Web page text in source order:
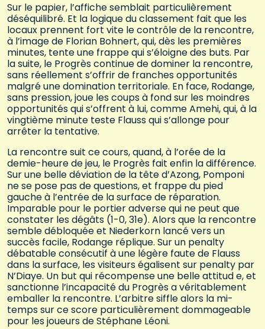
Sur le papier, l’affiche semblait particulièrement
déséquilibré. Et la logique du classement fait que les
locaux prennent fort vite le contrôle de la rencontre,
à l’image de Florian Bohnert, qui, dès les premières
minutes, tente une frappe qui s’éloigne des buts. Par
la suite, le Progrès continue de dominer la rencontre,
sans réellement s’offrir de franches opportunités
malgré une domination territoriale. En face, Rodange,
sans pression, joue les coups à fond sur les moindres
opportunités qui s’offrent à lui, comme Amehi, qui, à la
vingtième minute teste Flauss qui s’allonge pour
arrêter la tentative.
La rencontre suit ce cours, quand, à l’orée de la
demie-heure de jeu, le Progrès fait enfin la différence.
Sur une belle déviation de la tête d’Azong, Pomponi
ne se pose pas de questions, et frappe du pied
gauche à l’entrée de la surface de réparation.
Imparable pour le portier adverse qui ne peut que
constater les dégâts (1-0, 31e). Alors que la rencontre
semble débloquée et Niederkorn lancé vers un
succès facile, Rodange réplique. Sur un penalty
débatable consécutif à une légère faute de Flauss
dans la surface, les visiteurs égalisent sur penalty par
N’Diaye. Un but qui récompense une belle attitud e, et
sanctionne l’incapacité du Progrès a véritablement
emballer la rencontre. L’arbitre siffle alors la mi-
temps sur ce score particulièrement dommageable
pour les joueurs de Stéphane Léoni.